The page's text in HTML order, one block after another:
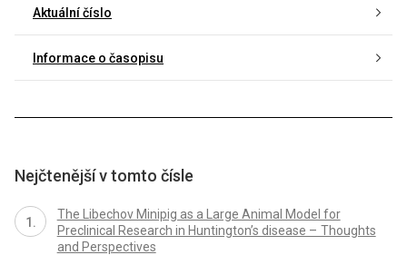
Aktuální číslo
Informace o časopisu
Nejčtenější v tomto čísle
The Libechov Minipig as a Large Animal Model for
Preclinical Research in Huntington’s disease – Thoughts
and Perspectives